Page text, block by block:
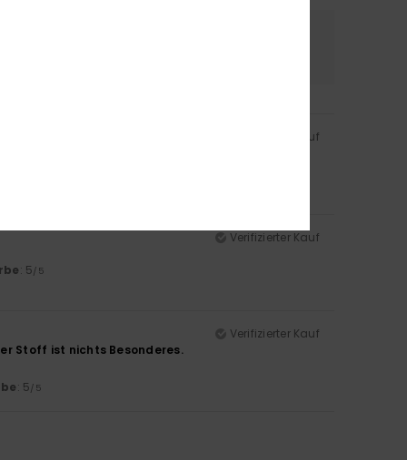
Verifizierter Kauf
Verifizierter Kauf
: 5/5
Verifizierter Kauf
Stoff ist nichts Besonderes.
: 5/5